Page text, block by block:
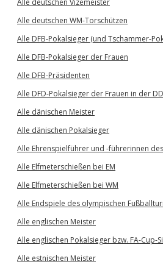
Alle deutschen Vizemeister
Alle deutschen WM-Torschützen
Alle DFB-Pokalsieger (und Tschammer-
Alle DFB-Pokalsieger der Frauen
Alle DFB-Präsidenten
Alle DFD-Pokalsieger der Frauen in der
Alle dänischen Meister
Alle dänischen Pokalsieger
Alle Ehrenspielführer und -führerinnen
Alle Elfmeterschießen bei EM
Alle Elfmeterschießen bei WM
Alle Endspiele des olympischen
Alle englischen Meister
Alle englischen Pokalsieger bzw. FA-Cup-
Alle estnischen Meister